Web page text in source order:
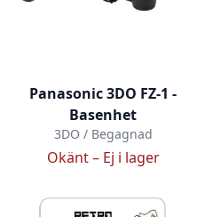
Panasonic 3DO FZ-1 -
Basenhet
3DO / Begagnad
Okänt – Ej i lager